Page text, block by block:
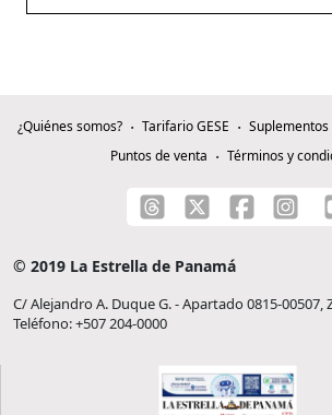
¿Quiénes somos? Tarifario GESE Suplementos
Puntos de venta
Términos y
© 2019 La Estrella de Panamá
C/ Alejandro A. Duque G. - Apartado 0815-00507,
Teléfono: +507 204-0000